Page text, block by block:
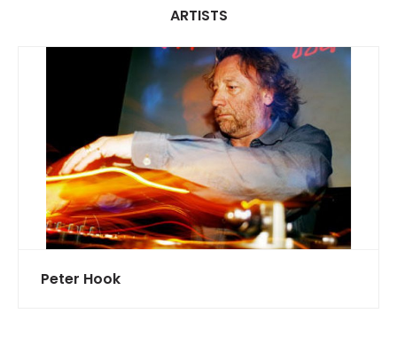
ARTISTS
Peter Hook